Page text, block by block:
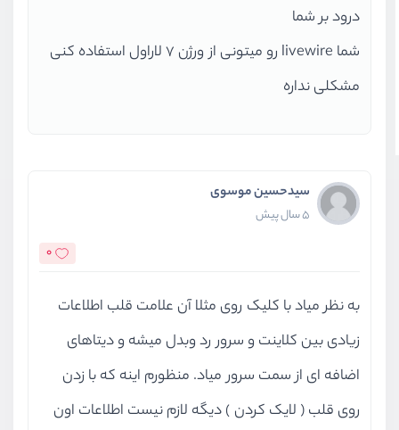
درود بر شما
شما livewire رو میتونی از ورژن 7 لاراول استفاده کنی
مشکلی نداره
سیدحسین موسوی
5 سال پیش
0
به نظر میاد با کلیک روی مثلا آن علامت قلب اطلاعات
زیادی بین کلاینت و سرور رد وبدل میشه و دیتاهای
اضافه ای از سمت سرور میاد. منظورم اینه که با زدن
روی قلب ( لایک کردن ) دیگه لازم نیست اطلاعات اون